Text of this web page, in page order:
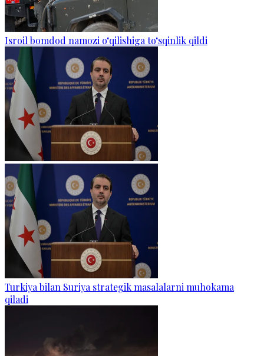
Isroil bomdod namozi o‘qilishiga to‘sqinlik qildi
Turkiya bilan Suriya strategik masalalarni muhokama
qiladi